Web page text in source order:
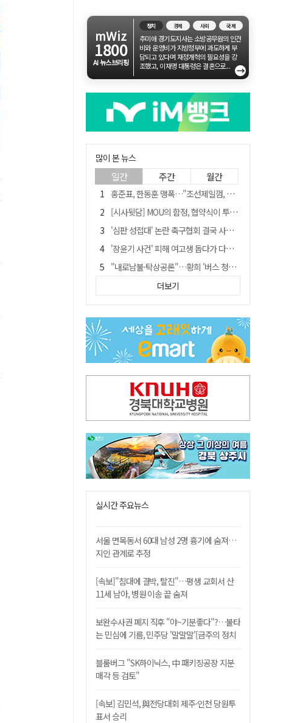
mWiz
1800
AI 뉴스브리핑
정치 경제 사회 국제
추미애 경기도지사는 소방공무원의 인건
비와 운영비가 지방정부에 과도하게 부
담되고 있다며 재정개혁의 필요성을 강
조했고, 이재명 대통령은 결혼으로...
→
많이 본 뉴스
일간 주간 월간
홍준표, 한동훈 맹폭…"조선제일껌, 권력에 살고 권력에 죽었다"
[시사뒷담] MOU의 함정, 협약식이 투자 확정은 아니긴 해
'심판 성접대' 논란 축구협회 결국 사과…"깊이 반성, 쇄신하겠다"
'장윤기 사건' 피해 여고생 돕다가 다친 고교생, 의상자 인정
"내로남불·탁상공론"…황희 '버스 청년주택' 제안에 與 내부서도 쓴소리
"경로당 통장에 비밀번호가 적혀 있다"…전국 돌며 경로당 13곳 턴 30대 구속
예안향교 대성전, '국가지정 보물로 지정'
"침대에 결박, 탈진"…평생 교회서 산 11세 남아, 병원 이송 끝 숨져
거동 불편 모녀 덮친 새벽 화재…90대 어머니·60대 딸 숨져
더보기
실시간 주요뉴스
서울 면목동서 60대 남성 2명 흉기에 숨져…
지인 관계로 추정
[속보]"침대에 결박, 탈진"…평생 교회서 산
11세 남아, 병원 이송 끝 숨져
보완수사권 폐지 직후 "야~기분좋다"?…불타
는 민심에 기름, 민주당 '말말말'[금주의 정치
블룸버그 "SK하이닉스, 中 패키징공장 지분
매각 등 검토"
[속보] 김민석, 與전당대회 제주·인천 당원투
표서 승리